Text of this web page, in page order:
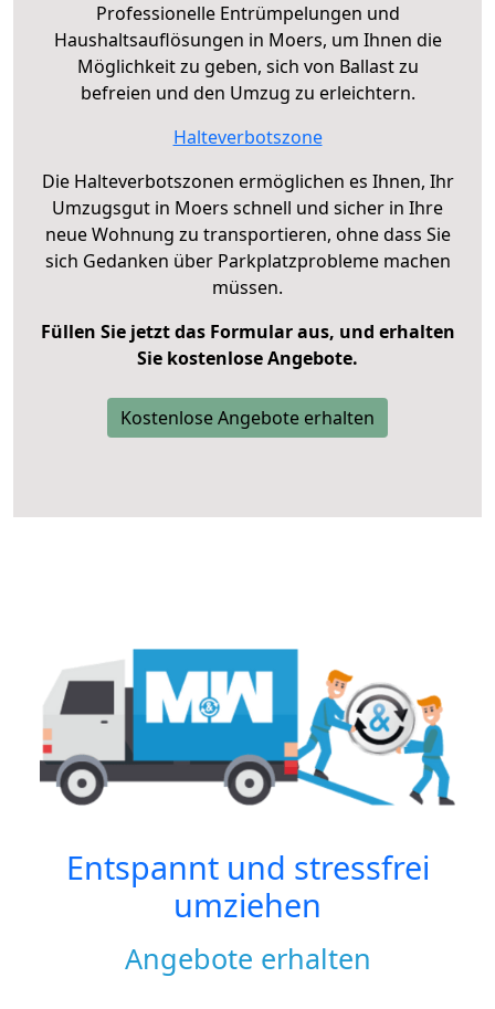
Professionelle Entrümpelungen und
Haushaltsauflösungen in Moers, um Ihnen die
Möglichkeit zu geben, sich von Ballast zu
befreien und den Umzug zu erleichtern.
Halteverbotszone
Die Halteverbotszonen ermöglichen es Ihnen, Ihr
Umzugsgut in Moers schnell und sicher in Ihre
neue Wohnung zu transportieren, ohne dass Sie
sich Gedanken über Parkplatzprobleme machen
müssen.
Füllen Sie jetzt das Formular aus, und erhalten
Sie kostenlose Angebote.
Kostenlose Angebote erhalten
Entspannt und stressfrei
umziehen
Angebote erhalten